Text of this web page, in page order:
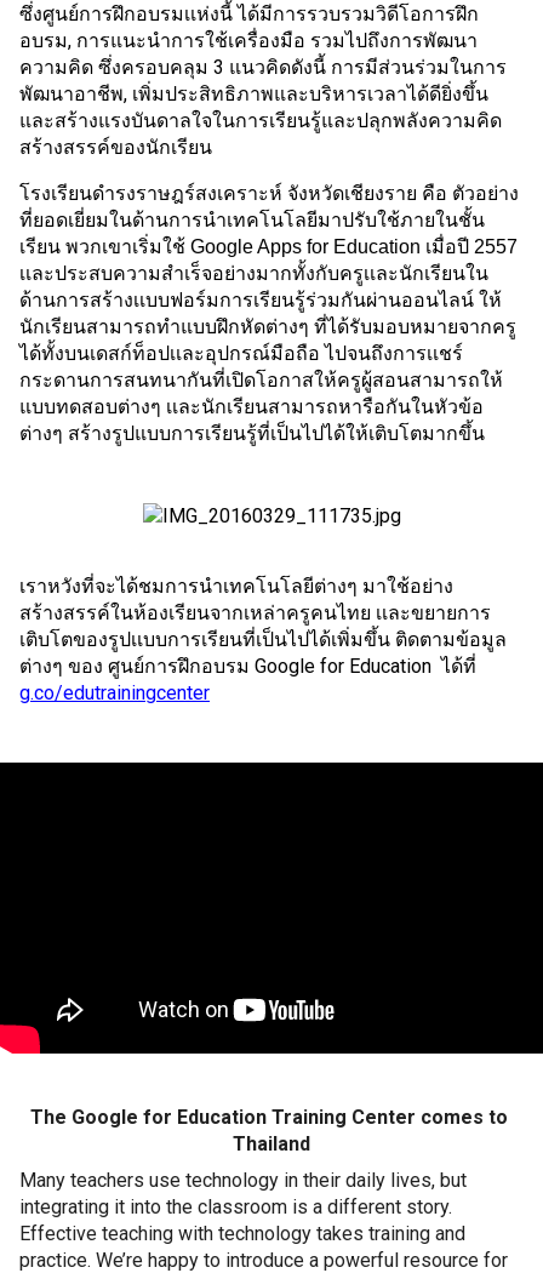
ซึ่งศูนย์การฝึกอบรมเเห่งนี้ ได้มีการรวบรวมวิดีโอการฝึก
อบรม, การแนะนำการใช้เครื่องมือ รวมไปถึงการพัฒนา
ความคิด ซึ่งครอบคลุม 3 แนวคิดดังนี้ การมีส่วนร่วมในการ
พัฒนาอาชีพ, เพิ่มประสิทธิภาพและบริหารเวลาได้ดียิ่งขึ้น
และสร้างแรงบันดาลใจในการเรียนรู้และปลุกพลังความคิด
สร้างสรรค์ของนักเรียน
โรงเรียนดำรงราษฎร์สงเคราะห์ จังหวัดเชียงราย คือ ตัวอย่าง
ที่ยอดเยี่ยมในด้านการนำเทคโนโลยีมาปรับใช้ภายในชั้น
เรียน พวกเขาเริ่มใช้ Google Apps for Education เมื่อปี 2557
เเละประสบความสำเร็จอย่างมากทั้งกับครูเเละนักเรียนใน
ด้านการสร้างเเบบฟอร์มการเรียนรู้ร่วมกันผ่านออนไลน์ ให้
นักเรียนสามารถทำแบบฝึกหัดต่างๆ ที่ได้รับมอบหมายจากครู
ได้ทั้งบนเดสก์ท็อปเเละอุปกรณ์มือถือ ไปจนถึงการเเชร์
กระดานการสนทนากันที่เปิดโอกาสให้ครูผู้สอนสามารถให้
แบบทดสอบต่างๆ เเละนักเรียนสามารถหารือกันในหัวข้อ
ต่างๆ สร้างรูปแบบการเรียนรู้ที่เป็นไปได้ให้เติบโตมากขึ้น
เราหวังที่จะได้ชมการนำเทคโนโลยีต่างๆ มาใช้อย่าง
สร้างสรรค์ในห้องเรียนจากเหล่าครูคนไทย เเละขยายการ
เติบโตของรูปเเบบการเรียนที่เป็นไปได้เพิ่มขึ้น ติดตามข้อมูล
ต่างๆ ของ ศูนย์การฝึกอบรม Google for Education  ได้ที่
g.co/edutrainingcenter
The Google for Education Training Center comes to
Thailand
Many teachers use technology in their daily lives, but
integrating it into the classroom is a different story.
Effective teaching with technology takes training and
practice. We’re happy to introduce a powerful resource for